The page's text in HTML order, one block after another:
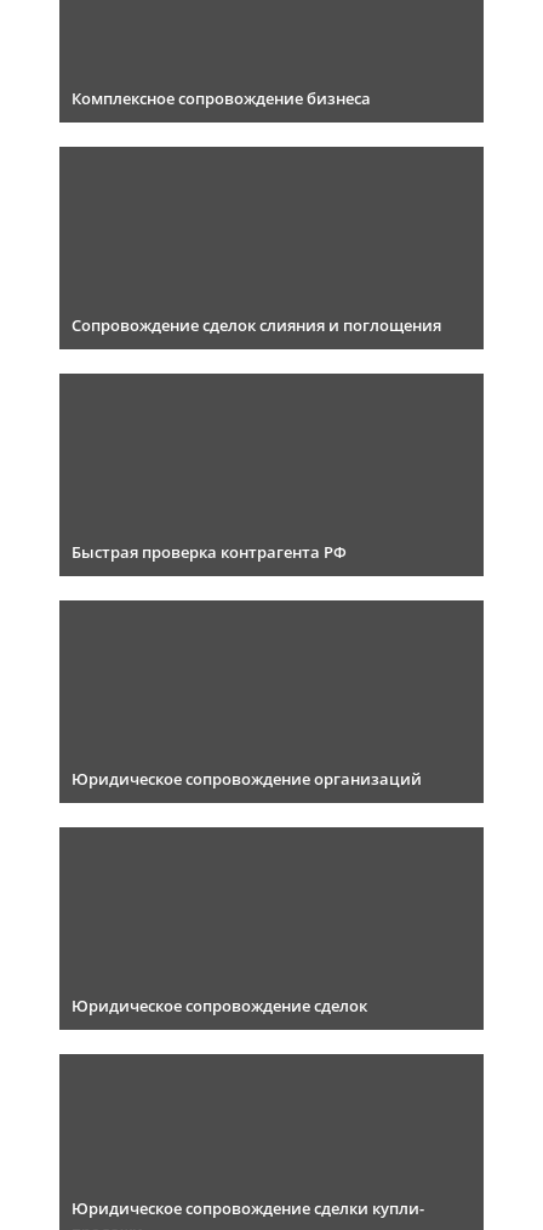
Комплексное сопровождение бизнеса
Сопровождение сделок слияния и поглощения
Быстрая проверка контрагента РФ
Юридическое сопровождение организаций
Юридическое сопровождение сделок
Юридическое сопровождение сделки купли-